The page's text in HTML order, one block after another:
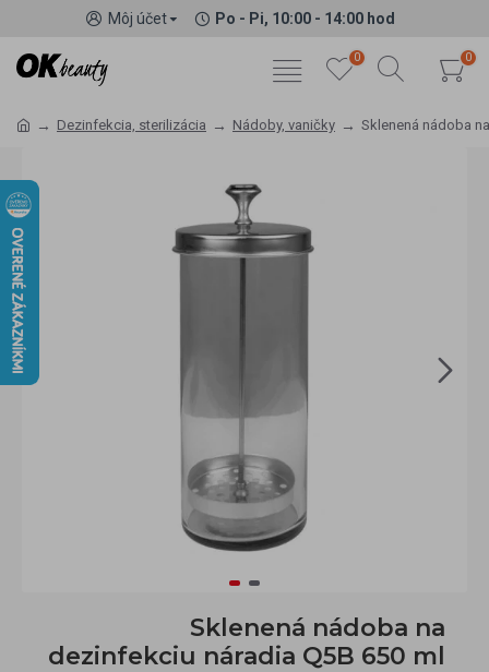
Môj účet Po - Pi, 10:00 - 14:00 hod
0 0
Dezinfekcia, sterilizácia Nádoby, vaničky Sklenená nádoba
Sklenená nádoba na
dezinfekciu náradia Q5B 650 ml